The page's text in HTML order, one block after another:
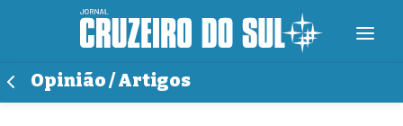
Opinião / Artigos